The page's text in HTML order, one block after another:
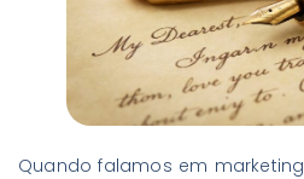
Quando falamos em